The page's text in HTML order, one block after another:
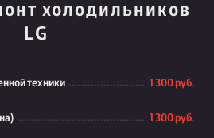
холодильников
LG
техники 1 300 руб.
1 300 руб.